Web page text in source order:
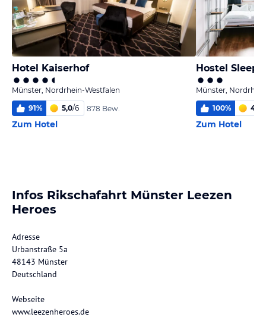
Hotel Kaiserhof
Münster, Nordrhein-Westfalen
91% 5,0/6 878 Bew.
Zum Hotel
Hostel Sleep
Münster,
100% 4,6
Zum Hotel
Infos Rikschafahrt Münster Leezen
Heroes
Adresse
Urbanstraße 5a
48143 Münster
Deutschland
Webseite
www.leezenheroes.de